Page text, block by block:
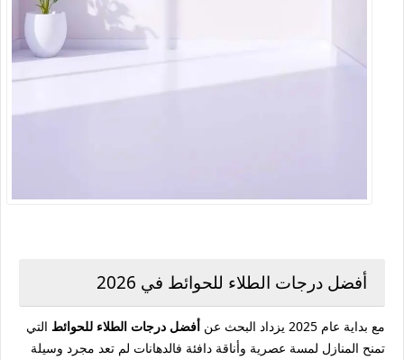
أفضل درجات الطلاء للحوائط في 2026
مع بداية عام 2025 يزداد البحث عن أفضل درجات الطلاء للحوائط التي
تمنح المنازل لمسة عصرية وأناقة دافئة فالدهانات لم تعد مجرد وسيلة